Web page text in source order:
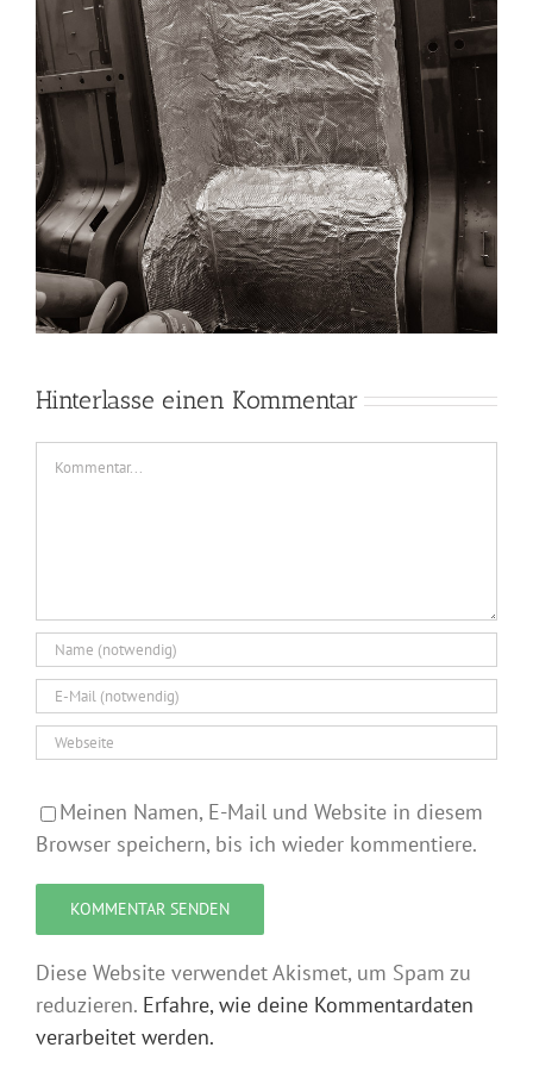
Hinterlasse einen Kommentar
Kommentar
Meinen Namen, E-Mail und Website in diesem
Browser speichern, bis ich wieder kommentiere.
Diese Website verwendet Akismet, um Spam zu
reduzieren. Erfahre, wie deine Kommentardaten
verarbeitet werden.